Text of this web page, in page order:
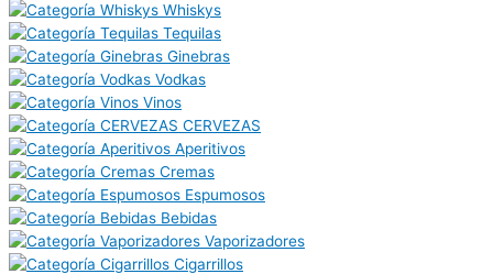
Whiskys
Tequilas
Ginebras
Vodkas
Vinos
CERVEZAS
Aperitivos
Cremas
Espumosos
Bebidas
Vaporizadores
Cigarrillos